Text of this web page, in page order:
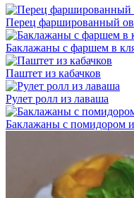
Перец фаршированный
Баклажаны с фаршем в
Паштет из кабачков
Рулет ролл из лаваша
Баклажаны с помидором